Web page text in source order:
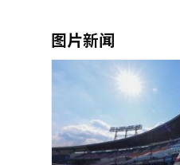
图片新闻